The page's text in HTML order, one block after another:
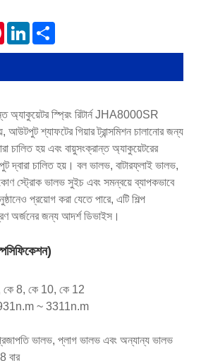
PinterestLinkedIn
অ্যাকুয়েটর স্প্রিং রিটার্ন JHA8000SR
আউটপুট শ্যাফটের গিয়ার ট্রান্সমিশন চালানোর জন্য
চালিত হয় এবং বায়ুসংক্রান্ত অ্যাকুয়েটরের
দ্বারা চালিত হয়। বল ভালভ, বাটারফ্লাই ভালভ,
স্ট্রোক ভালভ সুইচ এবং সমন্বয়ে ব্যাপকভাবে
প্রয়োগ করা যেতে পারে, এটি শিল্প
অর্জনের জন্য আদর্শ ডিভাইস।
কে 8, কে 10, কে 12
~ 3311n.m
ভালভ, প্লাগ ভালভ এবং অন্যান্য ভালভ
বার